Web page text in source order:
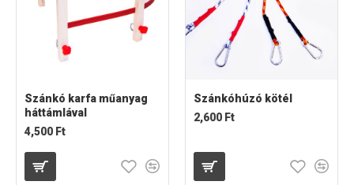
Szánkó karfa műanyag
háttámlával
4,500 Ft
Szánkóhúzó kötél
2,600 Ft